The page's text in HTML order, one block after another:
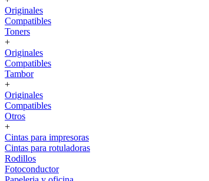
Originales
Compatibles
Toners
+
Originales
Compatibles
Tambor
+
Originales
Compatibles
Otros
+
Cintas para impresoras
Cintas para rotuladoras
Rodillos
Fotoconductor